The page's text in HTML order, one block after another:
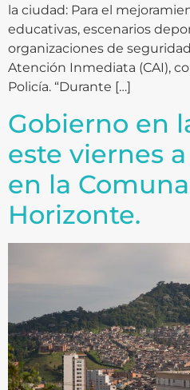
la ciudad: Para el
educativas, escenarios
organizaciones de
Atención Inmediata (CAI),
Policía. “Durante […]
Gobierno en
este viernes
en la
Horizonte.